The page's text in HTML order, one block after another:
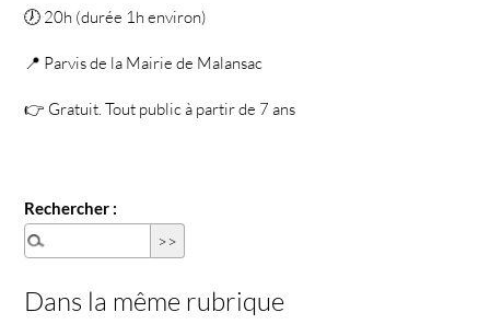
🕖 20h (durée 1h environ)
📍 Parvis de la Mairie de Malansac
👉 Gratuit. Tout public à partir de 7 ans
Rechercher :
Dans la même rubrique